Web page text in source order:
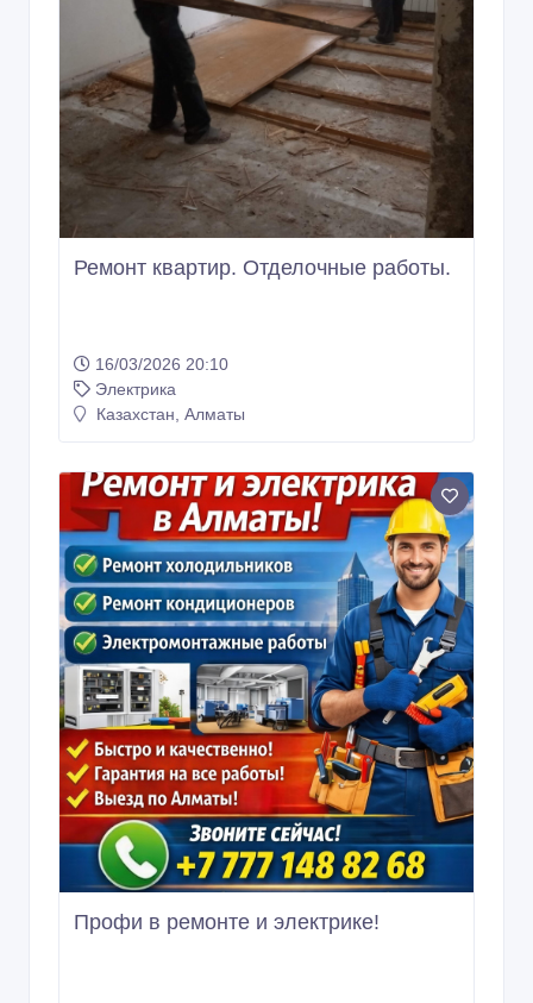
Ремонт квартир. Отделочные работы.
16/03/2026 20:10
Электрика
Казахстан, Алматы
Профи в ремонте и электрике!